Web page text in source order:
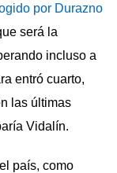
por Durazno
será la
incluso a
entró cuarto,
las últimas
Vidalín.
país, como